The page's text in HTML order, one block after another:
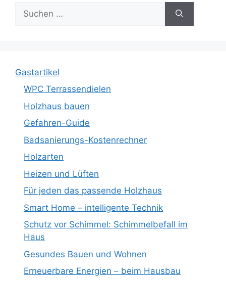
nach:
Gastartikel
WPC Terrassendielen
Holzhaus bauen
Gefahren-Guide
Badsanierungs-Kostenrechner
Holzarten
Heizen und Lüften
Für jeden das passende Holzhaus
Smart Home – intelligente Technik
Schutz vor Schimmel: Schimmelbefall im
Haus
Gesundes Bauen und Wohnen
Erneuerbare Energien – beim Hausbau